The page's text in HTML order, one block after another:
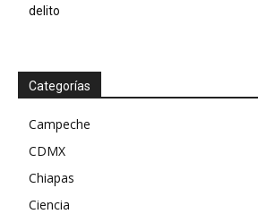
delito
Categorías
Campeche
CDMX
Chiapas
Ciencia